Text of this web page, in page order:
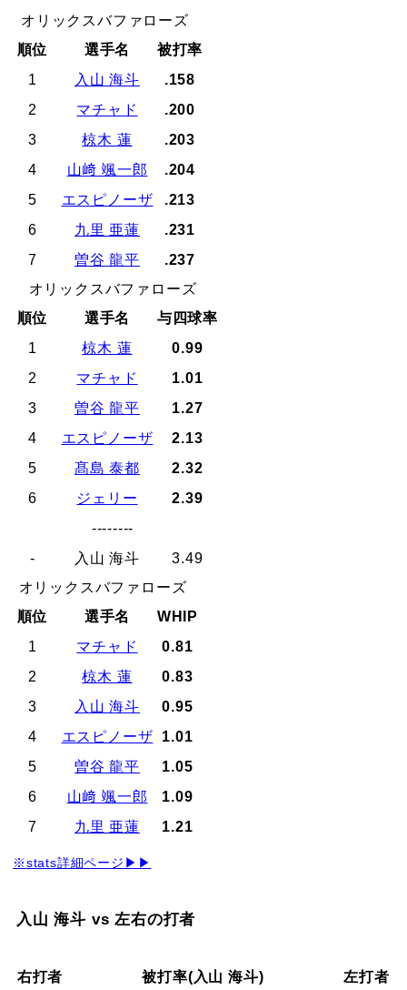
オリックスバファローズ
順位
選手名
被打率
1
入山 海斗
.158
2
マチャド
.200
3
椋木 蓮
.203
4
山﨑 颯一郎
.204
5
エスピノーザ
.213
6
九里 亜蓮
.231
7
曽谷 龍平
.237
オリックスバファローズ
順位
選手名
与四球率
1
椋木 蓮
0.99
2
マチャド
1.01
3
曽谷 龍平
1.27
4
エスピノーザ
2.13
5
髙島 泰都
2.32
6
ジェリー
2.39
--------
-
入山 海斗
3.49
オリックスバファローズ
順位
選手名
WHIP
1
マチャド
0.81
2
椋木 蓮
0.83
3
入山 海斗
0.95
4
エスピノーザ
1.01
5
曽谷 龍平
1.05
6
山﨑 颯一郎
1.09
7
九里 亜蓮 1.21
※stats詳細ページ▶▶
入山 海斗 vs 左右の打者
右打者 被打率(入山 海斗) 左打者